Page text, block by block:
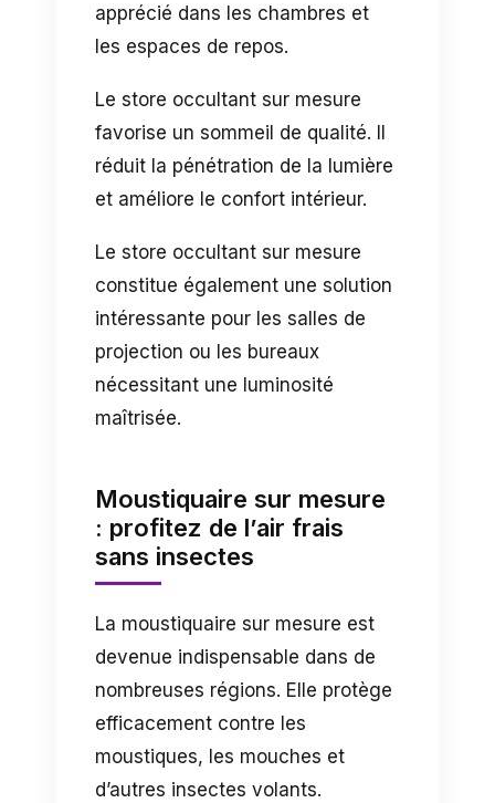
apprécié dans les chambres et
les espaces de repos.
Le store occultant sur mesure
favorise un sommeil de qualité. Il
réduit la pénétration de la lumière
et améliore le confort intérieur.
Le store occultant sur mesure
constitue également une solution
intéressante pour les salles de
projection ou les bureaux
nécessitant une luminosité
maîtrisée.
Moustiquaire sur mesure
: profitez de l’air frais
sans insectes
La moustiquaire sur mesure est
devenue indispensable dans de
nombreuses régions. Elle protège
efficacement contre les
moustiques, les mouches et
d’autres insectes volants.